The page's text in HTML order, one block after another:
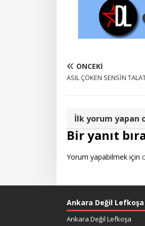
ÖNCEKI
ASIL ÇÖKEN SENSİN
İlk yorum yapan
Bir yanıt
Yorum yapabilmek için
Ankara Değil Lefkoşa
Ankara Değil Lefkoşa